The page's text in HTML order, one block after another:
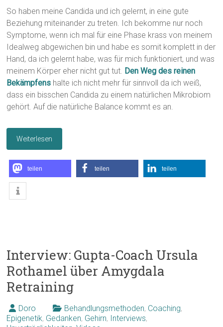
So haben meine Candida und ich gelernt, in eine gute
Beziehung miteinander zu treten. Ich bekomme nur noch
Symptome, wenn ich mal für eine Phase krass von meinem
Idealweg abgewichen bin und habe es somit komplett in der
Hand, da ich gelernt habe, was für mich funktioniert, und was
meinem Körper eher nicht gut tut. Den Weg des reinen
Bekämpfens halte ich nicht mehr für sinnvoll da ich weiß,
dass ein bisschen Candida zu einem natürlichen Mikrobiom
gehört. Auf die natürliche Balance kommt es an.
Weiterlesen
teilen teilen teilen
Interview: Gupta-Coach Ursula
Rothamel über Amygdala
Retraining
Doro Behandlungsmethoden, Coaching,
Epigenetik, Gedanken, Gehirn, Interviews,